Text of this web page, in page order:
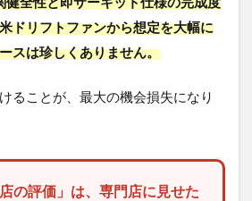
ドリフトファンから想定を大幅に
スは珍しくありません。
ることが、最大の機会損失になり
の評価」は、専門店に見せた